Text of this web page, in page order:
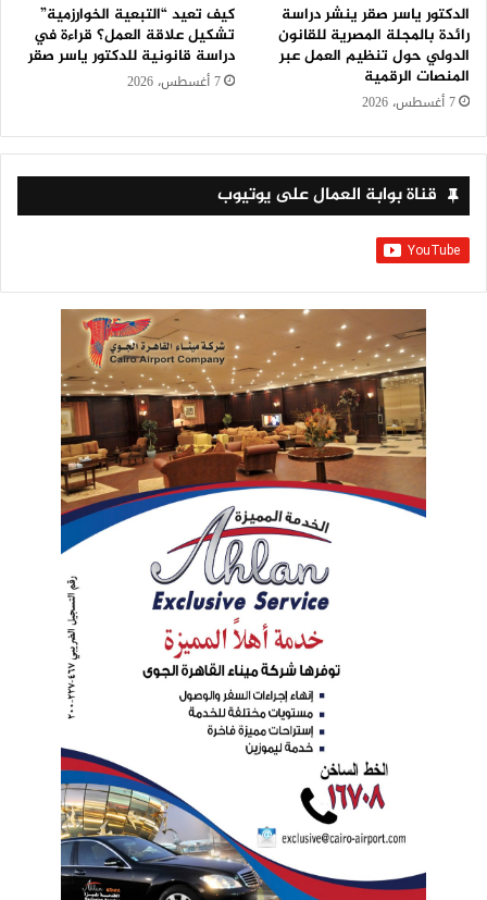
الدكتور ياسر صقر ينشر دراسة
رائدة بالمجلة المصرية للقانون
الدولي حول تنظيم العمل عبر
المنصات الرقمية
7 أغسطس، 2026
كيف تعيد “التبعية الخوارزمية”
تشكيل علاقة العمل؟ قراءة في
دراسة قانونية للدكتور ياسر صقر
7 أغسطس، 2026
قناة بوابة العمال على يوتيوب